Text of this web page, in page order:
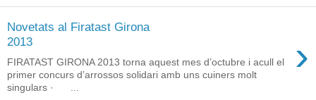
Novetats al Firatast Girona
2013
›
FIRATAST GIRONA 2013 torna aquest mes d’octubre i acull el
primer concurs d’arrossos solidari amb uns cuiners molt
singulars · ...